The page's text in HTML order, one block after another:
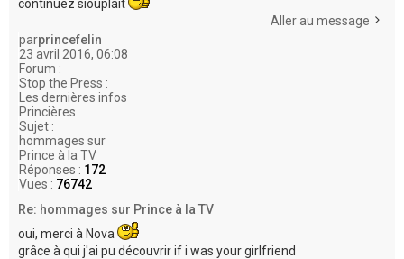
continuez siouplait
Aller au message
parprincefelin
23 avril 2016, 06:08
Forum :
Stop the Press :
Les dernières infos
Princières
Sujet :
hommages sur
Prince à la TV
Réponses : 172
Vues : 76742
Re: hommages sur Prince à la TV
oui, merci à Nova
grâce à qui j'ai pu découvrir if i was your girlfriend